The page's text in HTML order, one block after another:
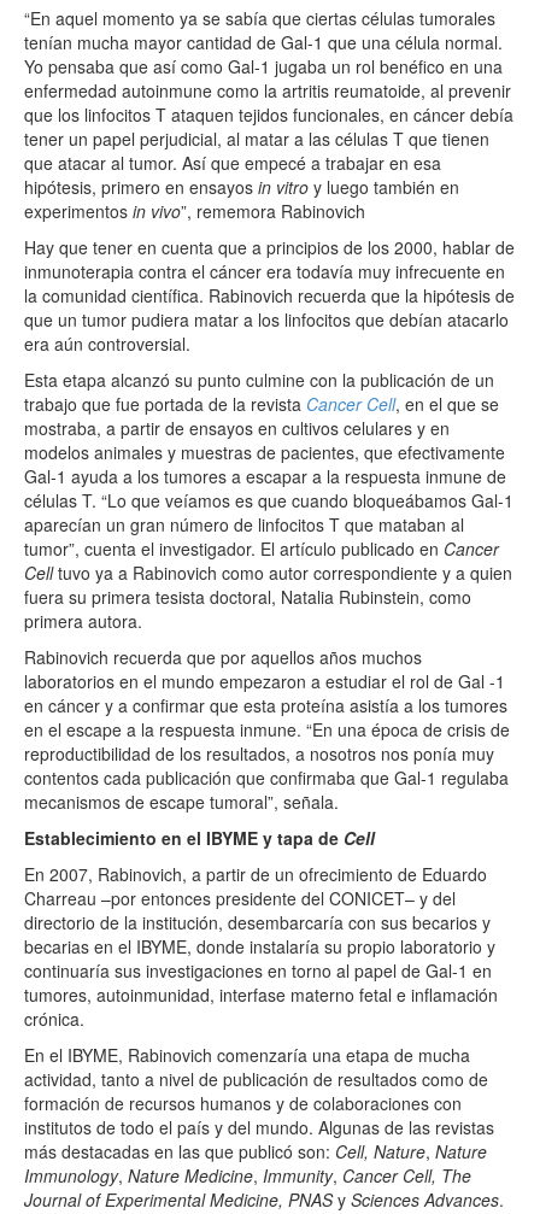
“En aquel momento ya se sabía que ciertas células tumorales
tenían mucha mayor cantidad de Gal-1 que una célula normal.
Yo pensaba que así como Gal-1 jugaba un rol benéfico en una
enfermedad autoinmune como la artritis reumatoide, al prevenir
que los linfocitos T ataquen tejidos funcionales, en cáncer debía
tener un papel perjudicial, al matar a las células T que tienen
que atacar al tumor. Así que empecé a trabajar en esa
hipótesis, primero en ensayos in vitro y luego también en
experimentos in vivo”, rememora Rabinovich
Hay que tener en cuenta que a principios de los 2000, hablar de
inmunoterapia contra el cáncer era todavía muy infrecuente en
la comunidad científica. Rabinovich recuerda que la hipótesis de
que un tumor pudiera matar a los linfocitos que debían atacarlo
era aún controversial.
Esta etapa alcanzó su punto culmine con la publicación de un
trabajo que fue portada de la revista Cancer Cell, en el que se
mostraba, a partir de ensayos en cultivos celulares y en
modelos animales y muestras de pacientes, que efectivamente
Gal-1 ayuda a los tumores a escapar a la respuesta inmune de
células T. “Lo que veíamos es que cuando bloqueábamos Gal-1
aparecían un gran número de linfocitos T que mataban al
tumor”, cuenta el investigador. El artículo publicado en Cancer
Celltuvo ya a Rabinovich como autor correspondiente y a quien
fuera su primera tesista doctoral, Natalia Rubinstein, como
primera autora.
Rabinovich recuerda que por aquellos años muchos
laboratorios en el mundo empezaron a estudiar el rol de Gal -1
en cáncer y a confirmar que esta proteína asistía a los tumores
en el escape a la respuesta inmune. “En una época de crisis de
reproductibilidad de los resultados, a nosotros nos ponía muy
contentos cada publicación que confirmaba que Gal-1 regulaba
mecanismos de escape tumoral”, señala.
Establecimiento en el IBYME y tapa de Cell
En 2007, Rabinovich, a partir de un ofrecimiento de Eduardo
Charreau –por entonces presidente del CONICET– y del
directorio de la institución, desembarcaría con sus becarios y
becarias en el IBYME, donde instalaría su propio laboratorio y
continuaría sus investigaciones en torno al papel de Gal-1 en
tumores, autoinmunidad, interfase materno fetal e inflamación
crónica.
En el IBYME, Rabinovich comenzaría una etapa de mucha
actividad, tanto a nivel de publicación de resultados como de
formación de recursos humanos y de colaboraciones con
institutos de todo el país y del mundo. Algunas de las revistas
más destacadas en las que publicó son: Cell, Nature, Nature
Immunology, Nature Medicine, Immunity, Cancer Cell, The
Journal of Experimental Medicine, PNASy Sciences Advances.